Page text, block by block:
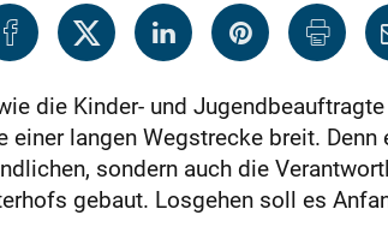
die Kinder- und
langen Wegstrecke breit.
sondern auch die
gebaut. Losgehen soll es